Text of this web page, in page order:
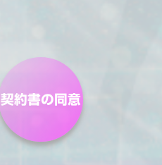
契約書の同意